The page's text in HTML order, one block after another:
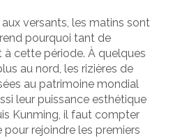
versants, les matins sont
pourquoi tant de
à cette période. À quelques
au nord, les rizières de
au patrimoine mondial
leur puissance esthétique
Kunming, il faut compter
rejoindre les premiers